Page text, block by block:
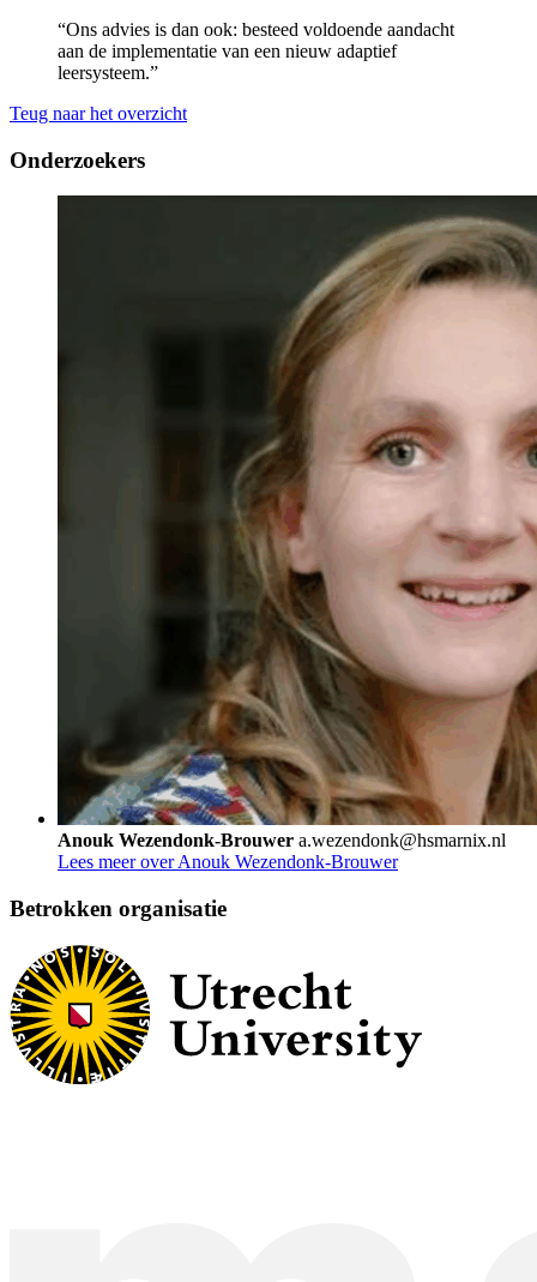
“Ons advies is dan ook: besteed voldoende aandacht
aan de implementatie van een nieuw adaptief
leersysteem.”
Teug naar het overzicht
Onderzoekers
Anouk Wezendonk-Brouwer a.wezendonk@hsmarnix.nl
Lees meer over Anouk Wezendonk-Brouwer
Betrokken organisatie